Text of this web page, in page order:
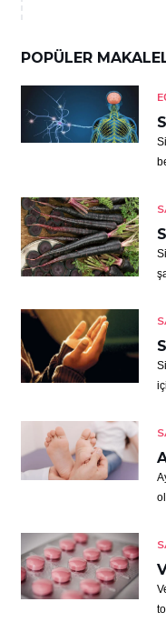
POPÜLER